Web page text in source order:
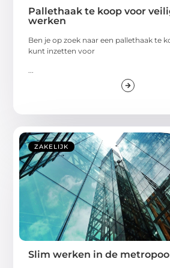
Pallethaak te koop voor
werken
Ben je op zoek naar een pallethaak te
kunt inzetten voor
ZAKELIJK
Slim werken in de